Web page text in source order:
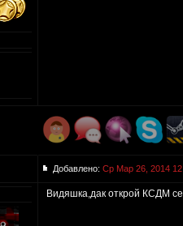
Добавлено: Ср Мар 26, 2014
Видяшка,дак открой КСДМ